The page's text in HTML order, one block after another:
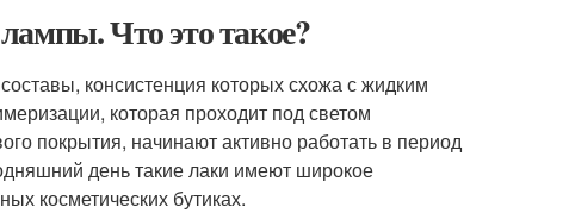
Что это такое?
консистенция которых схожа с жидким
которая проходит под светом
покрытия, начинают активно работать в период
день такие лаки имеют широкое
косметических бутиках.